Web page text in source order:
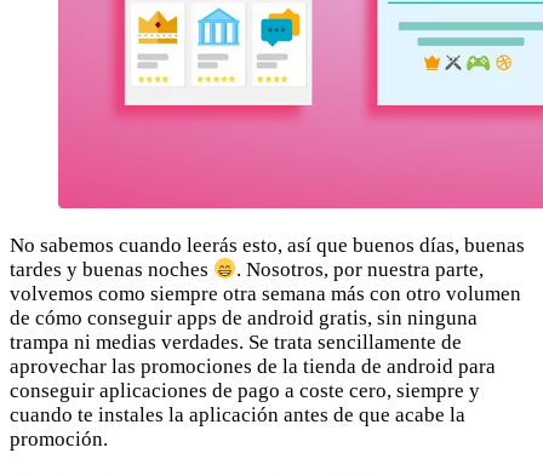
No sabemos cuando leerás esto, así que buenos días, buenas
tardes y buenas noches
. Nosotros, por nuestra parte,
volvemos como siempre otra semana más con otro volumen
de cómo conseguir apps de android gratis, sin ninguna
trampa ni medias verdades. Se trata sencillamente de
aprovechar las promociones de la tienda de android para
conseguir aplicaciones de pago a coste cero, siempre y
cuando te instales la aplicación antes de que acabe la
promoción.